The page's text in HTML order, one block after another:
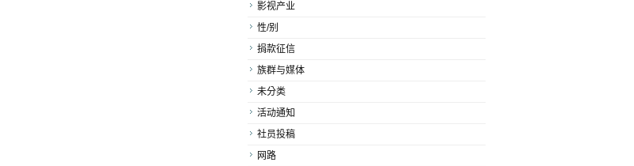
影视产业
性/别
捐款征信
族群与媒体
未分类
活动通知
社员投稿
网路